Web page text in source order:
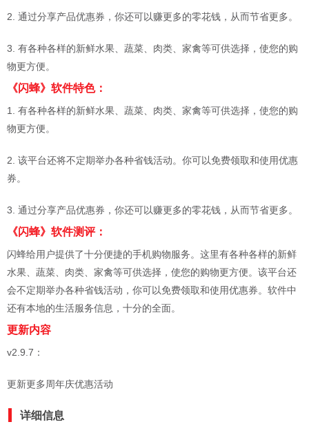
2. 通过分享产品优惠券，你还可以赚更多的零花钱，从而节省更多。
3. 有各种各样的新鲜水果、蔬菜、肉类、家禽等可供选择，使您的购
物更方便。
《闪蜂》软件特色：
1. 有各种各样的新鲜水果、蔬菜、肉类、家禽等可供选择，使您的购
物更方便。
2. 该平台还将不定期举办各种省钱活动。你可以免费领取和使用优惠
券。
3. 通过分享产品优惠券，你还可以赚更多的零花钱，从而节省更多。
《闪蜂》软件测评：
闪蜂给用户提供了十分便捷的手机购物服务。这里有各种各样的新鲜
水果、蔬菜、肉类、家禽等可供选择，使您的购物更方便。该平台还
会不定期举办各种省钱活动，你可以免费领取和使用优惠券。软件中
还有本地的生活服务信息，十分的全面。
更新内容
v2.9.7：
更新更多周年庆优惠活动
详细信息